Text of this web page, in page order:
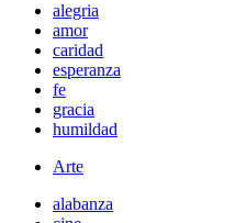
alegria
amor
caridad
esperanza
fe
gracia
humildad
Arte
alabanza